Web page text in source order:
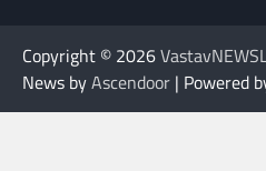
Copyright © 2026
News byAscendoor | Powered